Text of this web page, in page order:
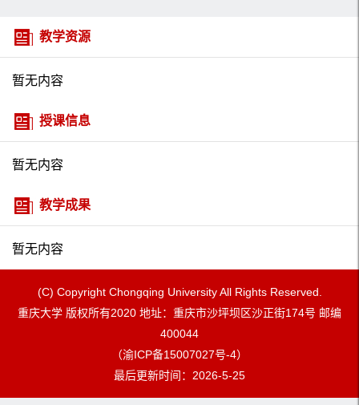
教学资源
暂无内容
授课信息
暂无内容
教学成果
暂无内容
(C) Copyright Chongqing University All Rights Reserved.
重庆大学 版权所有2020 地址：重庆市沙坪坝区沙正街174号 邮编
400044
（渝ICP备15007027号-4）
最后更新时间： 2026-5-25